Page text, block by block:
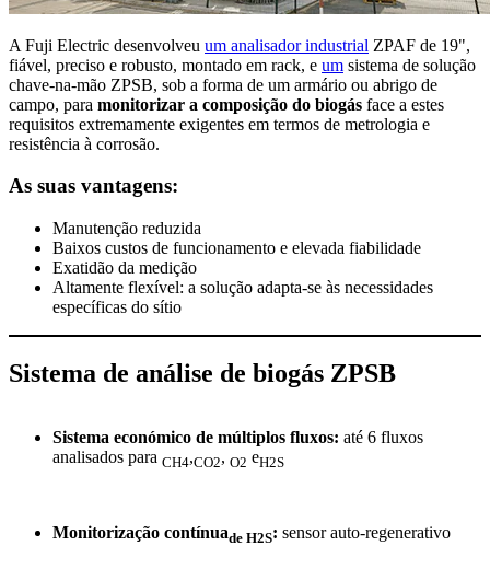
A Fuji Electric desenvolveu um analisador industrial ZPAF de 19",
fiável, preciso e robusto, montado em rack, e um sistema de solução
chave-na-mão ZPSB, sob a forma de um armário ou abrigo de
campo, para monitorizar a composição do biogás face a estes
requisitos extremamente exigentes em termos de metrologia e
resistência à corrosão.
As suas vantagens:
Manutenção reduzida
Baixos custos de funcionamento e elevada fiabilidade
Exatidão da medição
Altamente flexível: a solução adapta-se às necessidades
específicas do sítio
Sistema de análise de biogás ZPSB
Sistema económico de múltiplos fluxos: até 6 fluxos
analisados para CH4,CO2, O2 eH2S
Monitorização contínuade H2S: sensor auto-regenerativo